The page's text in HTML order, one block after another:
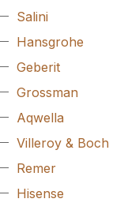
Salini
Hansgrohe
Geberit
Grossman
Aqwella
Villeroy & Boch
Remer
Hisense